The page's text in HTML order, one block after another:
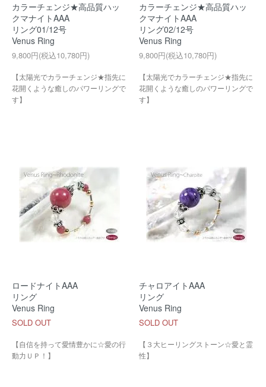
カラーチェンジ★高品質ハッ
クマナイトAAA
リング01/12号
Venus Ring
9,800円(税込10,780円)
【太陽光でカラーチェンジ★指先に
花開くような癒しのパワーリングで
す】
カラーチェンジ★高品質ハッ
クマナイトAAA
リング02/12号
Venus Ring
9,800円(税込10,780円)
【太陽光でカラーチェンジ★指先に
花開くような癒しのパワーリングで
す】
ロードナイトAAA
リング
Venus Ring
SOLD OUT
【自信を持って愛情豊かに☆愛の行
動力ＵＰ！】
チャロアイトAAA
リング
Venus Ring
SOLD OUT
【３大ヒーリングストーン☆愛と霊
性】